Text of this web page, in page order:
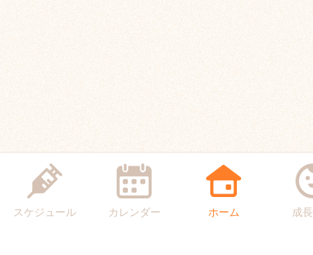
スケジュール カレンダー ホーム 成